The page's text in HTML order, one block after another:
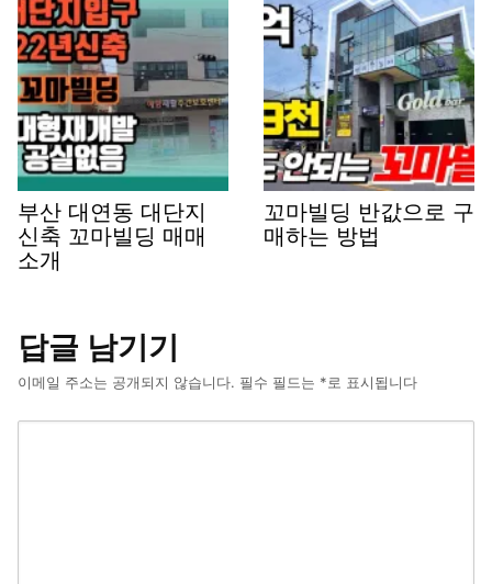
부산 대연동 대단지
신축 꼬마빌딩 매매
소개
꼬마빌딩 반값으로 구
매하는 방법
답글 남기기
이메일 주소는 공개되지 않습니다. 필수 필드는 *로 표시됩니다